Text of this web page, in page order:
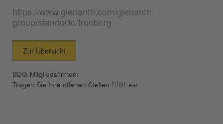
https://www.gienanth.com/gienanth-
group/standorte/fronberg
Zur Übersicht
BDG-Mitgliedsfirmen:
Tragen Sie Ihre offenen Stellen hier ein